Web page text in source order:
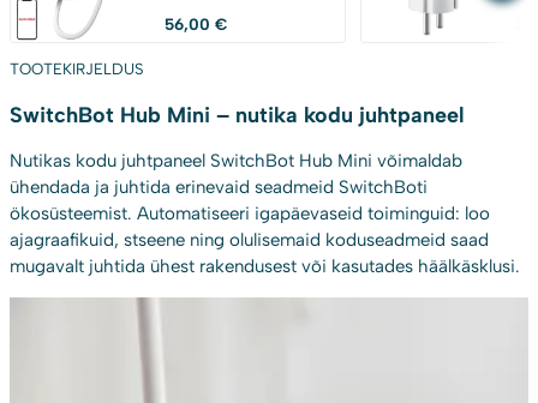
56,00 €
TOOTEKIRJELDUS
SwitchBot Hub Mini – nutika kodu juhtpaneel
Nutikas kodu juhtpaneel SwitchBot Hub Mini võimaldab
ühendada ja juhtida erinevaid seadmeid SwitchBoti
ökosüsteemist. Automatiseeri igapäevaseid toiminguid: loo
ajagraafikuid, stseene ning olulisemaid koduseadmeid saad
mugavalt juhtida ühest rakendusest või kasutades häälkäsklusi.